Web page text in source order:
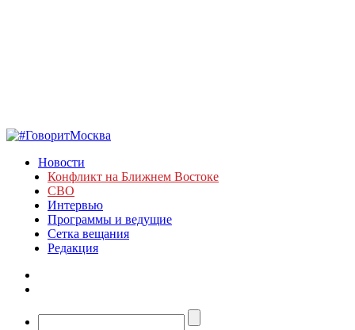
Новости
Конфликт на Ближнем Востоке
СВО
Интервью
Программы и ведущие
Сетка вещания
Редакция